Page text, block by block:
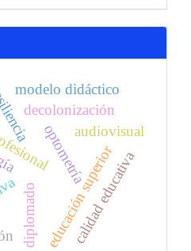
diplomado
optometría
educación superior
calidad educativa
decolonización
audiovisual
modelo didáctico